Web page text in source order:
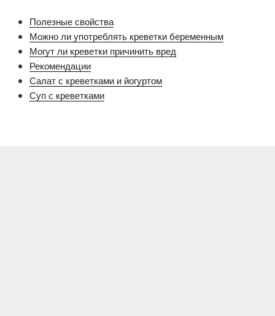
Полезные свойства
Можно ли употреблять креветки беременным
Могут ли креветки причинить вред
Рекомендации
Салат с креветками и йогуртом
Суп с креветками